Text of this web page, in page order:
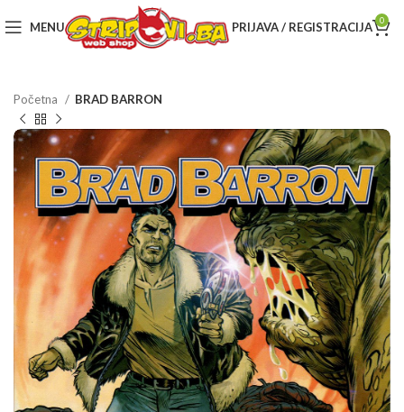
MENU PRIJAVA / REGISTRACIJA 0
Početna BRAD BARRON